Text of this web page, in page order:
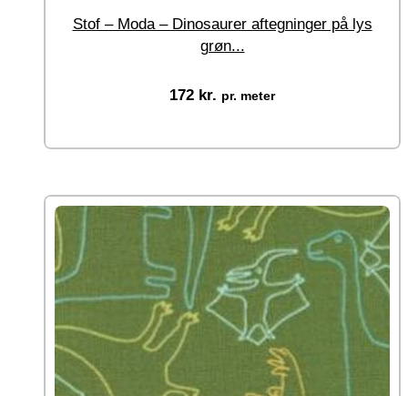
Stof – Moda – Dinosaurer aftegninger på lys
grøn...
172 kr. pr. meter